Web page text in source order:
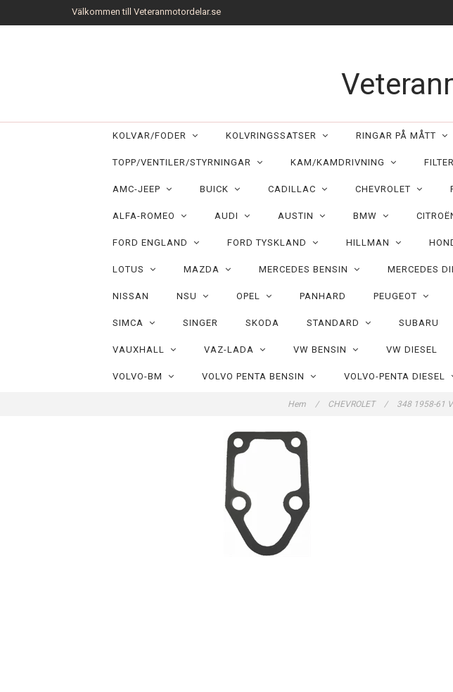
Välkommen till Veteranmotordelar.se
KOLVAR/FODER KOLVRINGSSATSER RINGAR PÅ MÅTT
TOPP/VENTILER/STYRNINGAR KAM/KAMDRIVNING
AMC-JEEP BUICK CADILLAC CHEVROLET
ALFA-ROMEO AUDI AUSTIN BMW
FORD ENGLAND FORD TYSKLAND HILLMAN
LOTUS MAZDA MERCEDES BENSIN MERCEDES
NISSAN NSU OPEL PANHARD PEUGEOT
SIMCA SINGER SKODA STANDARD SUBARU
VAUXHALL VAZ-LADA VW BENSIN VW DIESEL
VOLVO-BM VOLVO PENTA BENSIN VOLVO-PENTA DIESEL
Hem / CHEVROLET / 348 1958-61